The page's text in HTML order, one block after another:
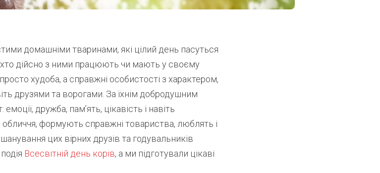
домашніми тваринами, які цілий день пасуться
хто дійсно з ними працюють чи мають у своєму
худоба, а справжні особистості з характером,
друзями та ворогами. За їхнім добродушним
дружба, пам’ять, цікавість і навіть
обличчя, формують справжні товариства, люблять і
цих вірних друзів та годувальників
Всесвітній день корів, а ми підготували цікаві